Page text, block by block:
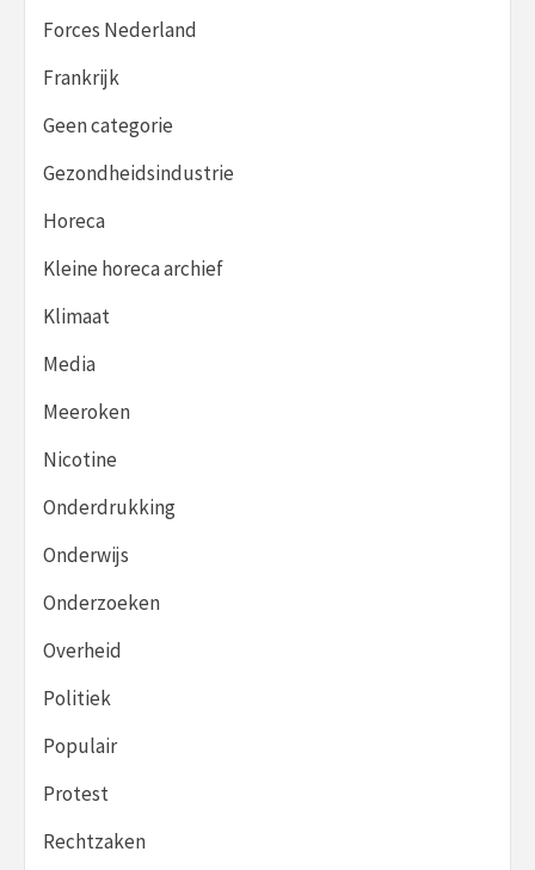
Forces Nederland
Frankrijk
Geen categorie
Gezondheidsindustrie
Horeca
Kleine horeca archief
Klimaat
Media
Meeroken
Nicotine
Onderdrukking
Onderwijs
Onderzoeken
Overheid
Politiek
Populair
Protest
Rechtzaken